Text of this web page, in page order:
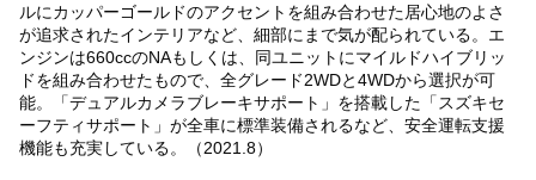
ルにカッパーゴールドのアクセントを組み合わせた居心地のよさ
が追求されたインテリアなど、細部にまで気が配られている。エ
ンジンは660ccのNAもしくは、同ユニットにマイルドハイブリッ
ドを組み合わせたもので、全グレード2WDと4WDから選択が可
能。「デュアルカメラブレーキサポート」を搭載した「スズキセ
ーフティサポート」が全車に標準装備されるなど、安全運転支援
機能も充実している。（2021.8）